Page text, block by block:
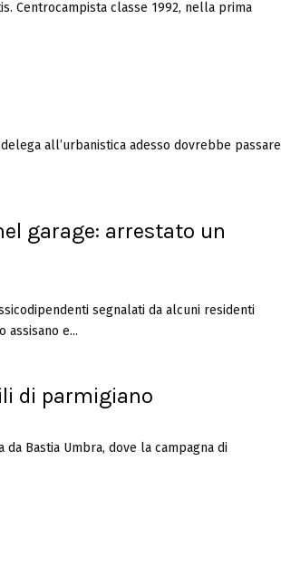
Centrocampista classe 1992, nella prima
all’urbanistica adesso dovrebbe passare
garage: arrestato un
segnalati da alcuni residenti
assisano e...
di parmigiano
da Bastia Umbra, dove la campagna di